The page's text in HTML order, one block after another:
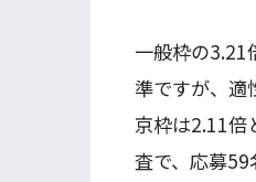
一般枠の3.21
準ですが、適
京枠は2.11倍
査で、応募